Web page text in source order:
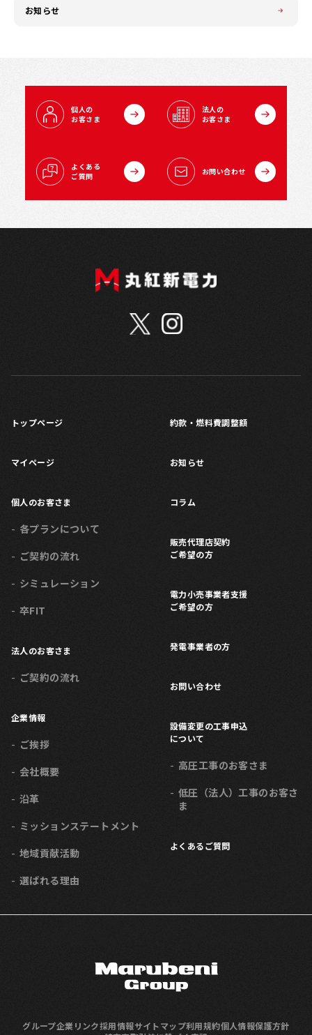
お知らせ
個人の
お客さま
法人の
お客さま
よくある
ご質問
お問い合わせ
トップページ
マイページ
個人のお客さま
各プランについて
ご契約の流れ
シミュレーション
卒FIT
法人のお客さま
ご契約の流れ
企業情報
ご挨拶
会社概要
沿革
ミッションステートメント
地域貢献活動
選ばれる理由
約款・燃料費調整額
お知らせ
コラム
販売代理店契約
ご希望の方
電力小売事業者支援
ご希望の方
発電事業者の方
お問い合わせ
設備変更の工事申込
について
高圧工事のお客さま
低圧（法人）工事のお客さ
ま
よくあるご質問
グループ企業リンク採用情報サイトマップ利用規約個人情報保護方針